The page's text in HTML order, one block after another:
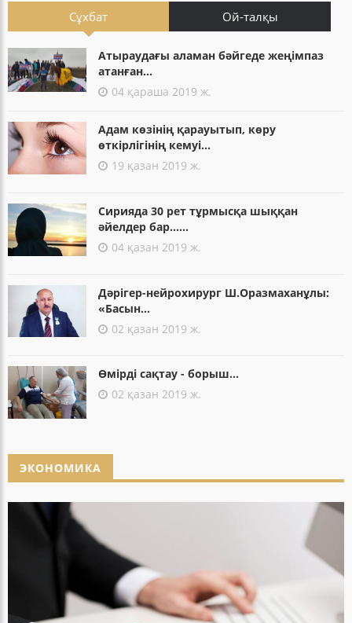
Сұхбат Ой-талқы
Атыраудағы аламан бәйгеде жеңімпаз
атанған...
04 қараша 2019 ж.
Адам көзінің қарауытып, көру
өткірлігінің кемуі...
19 қазан 2019 ж.
Сирияда 30 рет тұрмысқа шыққан
әйелдер бар......
04 қазан 2019 ж.
Дәрігер-нейрохирург Ш.Оразмаханұлы:
«Басын...
02 қазан 2019 ж.
Өмірді сақтау - борыш...
02 қазан 2019 ж.
ЭКОНОМИКА